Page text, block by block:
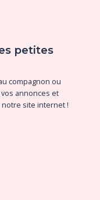
petites
compagnon ou
annonces et
site internet !